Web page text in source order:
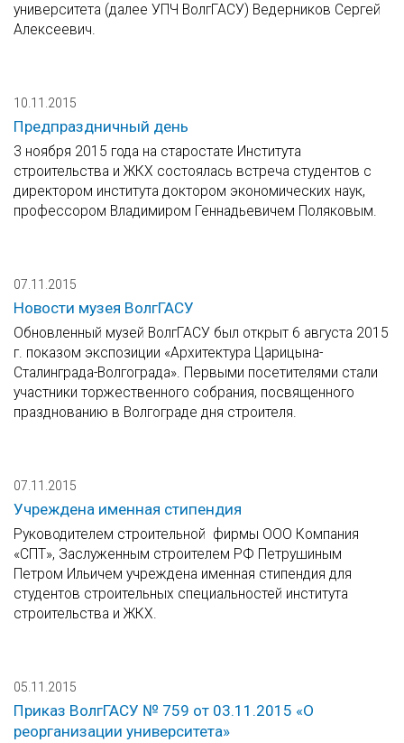
университета (далее УПЧ ВолгГАСУ) Ведерников Сергей
Алексеевич.
10.11.2015
Предпраздничный день
3 ноября 2015 года на старостате Института
строительства и ЖКХ состоялась встреча студентов с
директором института доктором экономических наук,
профессором Владимиром Геннадьевичем Поляковым.
07.11.2015
Новости музея ВолгГАСУ
Обновленный музей ВолгГАСУ был открыт 6 августа 2015
г. показом экспозиции «Архитектура Царицына-
Сталинграда-Волгограда». Первыми посетителями стали
участники торжественного собрания, посвященного
празднованию в Волгограде дня строителя.
07.11.2015
Учреждена именная стипендия
Руководителем строительной фирмы ООО Компания
«СПТ», Заслуженным строителем РФ Петрушиным
Петром Ильичем учреждена именная стипендия для
студентов строительных специальностей института
строительства и ЖКХ.
05.11.2015
Приказ ВолгГАСУ № 759 от 03.11.2015 «О
реорганизации университета»